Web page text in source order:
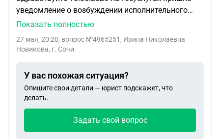
уведомление о возбуждении исполнительного
производства,а 20.05.2026 судебный пристав
пристав имеет право наложить арест на третий
Показать полностью
27 мая, 20:20, вопрос №4965251, Ирина Николаевна
Новикова, г. Сочи
У вас похожая ситуация?
Опишите свои детали — юрист подскажет, что
делать.
Задать свой вопрос